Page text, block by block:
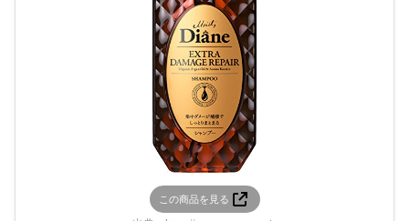
この商品を見る